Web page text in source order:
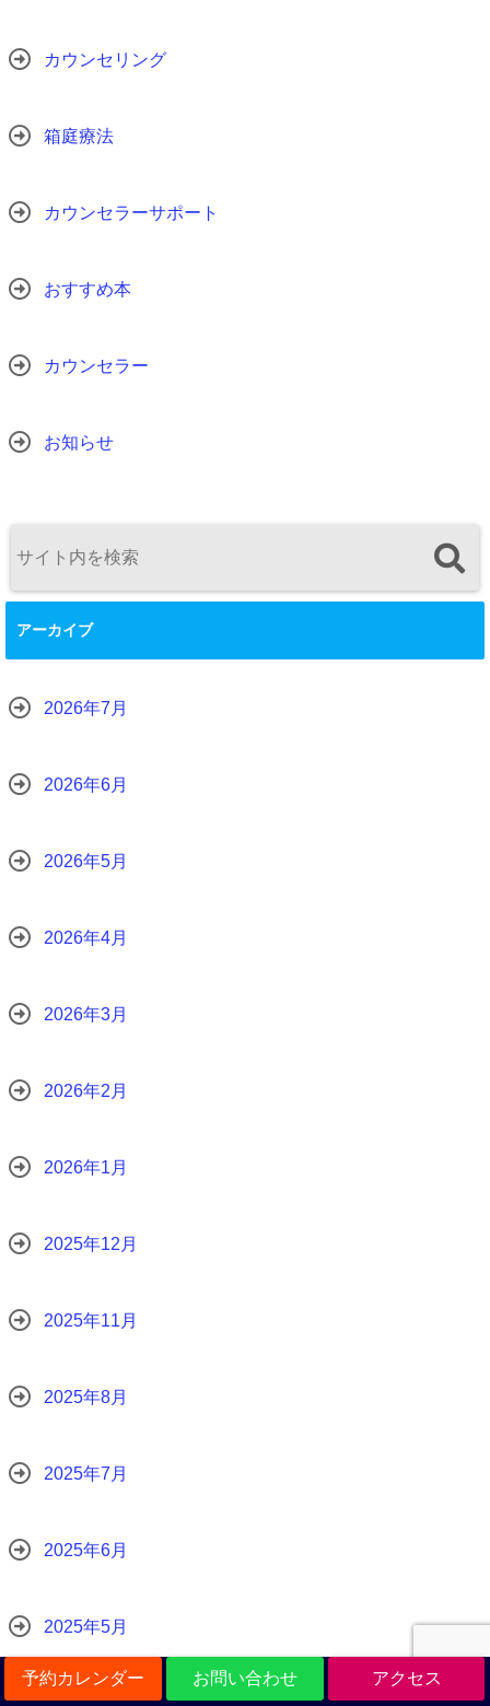
予約カレンダー お問い合わせ アクセス
カウンセリング
箱庭療法
カウンセラーサポート
おすすめ本
カウンセラー
お知らせ
アーカイブ
2026年7月
2026年6月
2026年5月
2026年4月
2026年3月
2026年2月
2026年1月
2025年12月
2025年11月
2025年8月
2025年7月
2025年6月
2025年5月